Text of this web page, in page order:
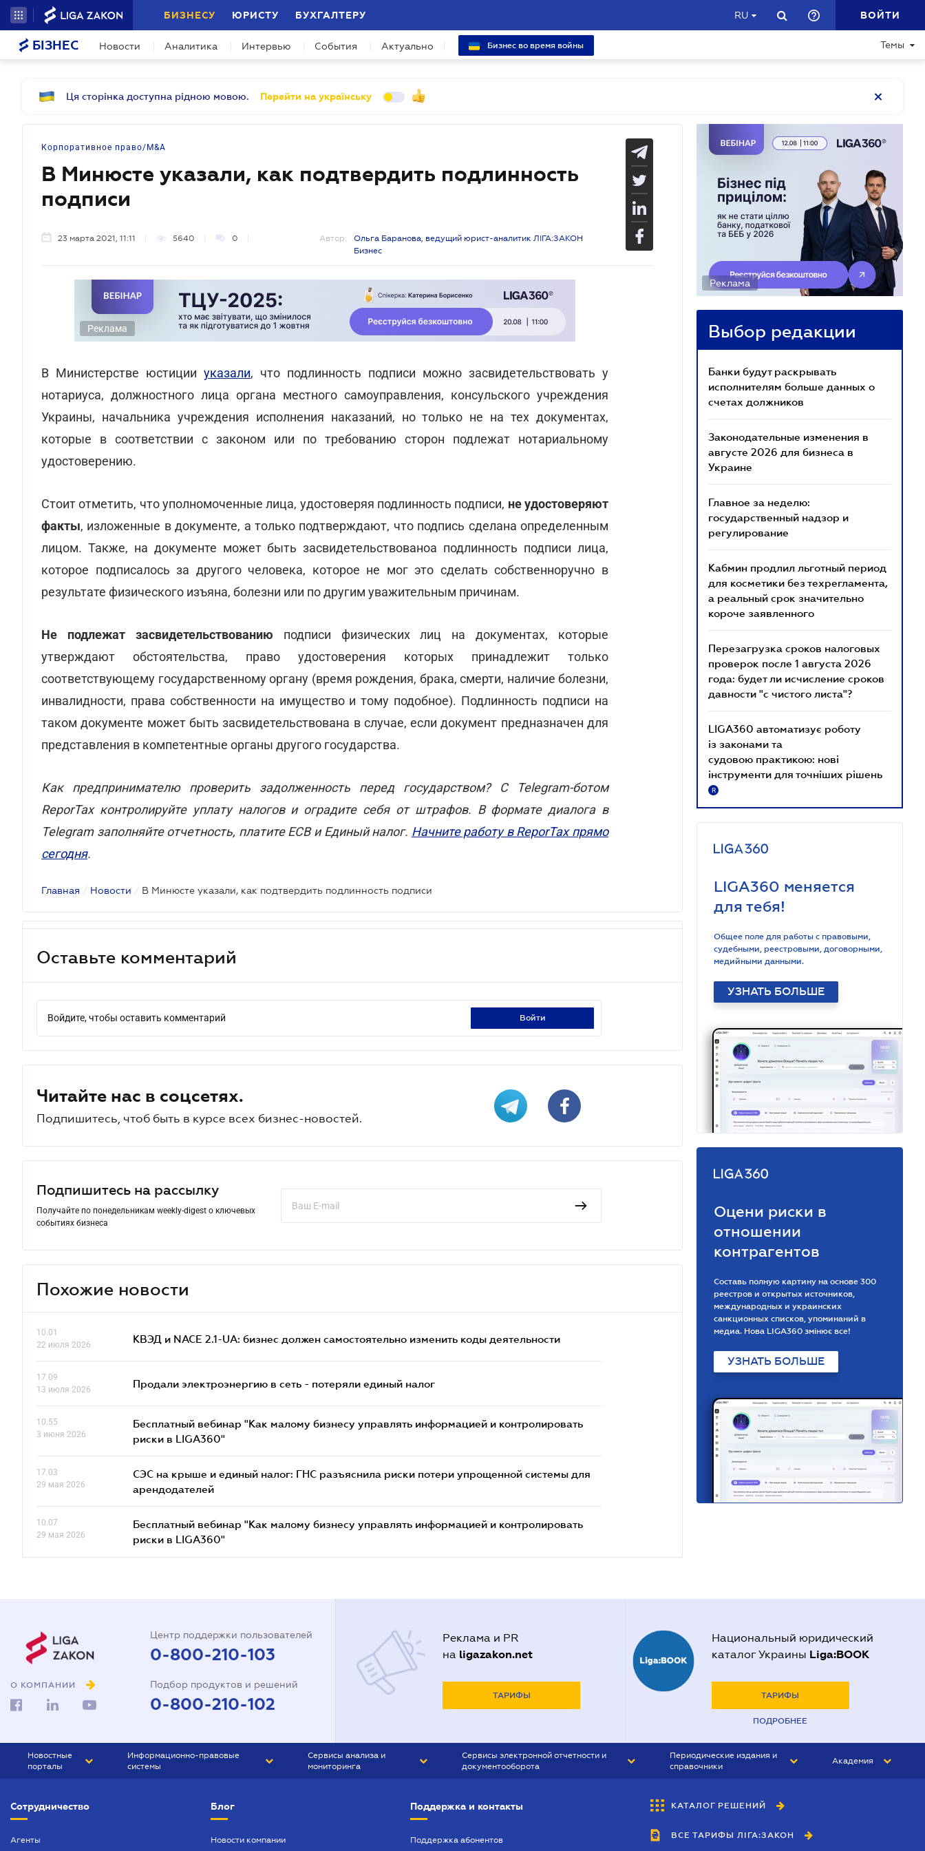
БИЗНЕСУ ЮРИСТУ БУХГАЛТЕРУ RU ВОЙТИ
БІЗНЕС Новости Аналитика Интервью События Актуально Бизнес во время войны Темы
Ця сторінка доступна рідною мовою. Перейти на українську
Корпоративное право/M&A
В Минюсте указали, как подтвердить подлинность
подписи
23 марта 2021, 11:11 5640 0 Автор:
Ольга Баранова, ведущий юрист-аналитик ЛІГА:ЗАКОН
Бизнес
Реклама
В Министерстве юстиции указали, что подлинность подписи можно засвидетельствовать у
нотариуса, должностного лица органа местного самоуправления, консульского учреждения
Украины, начальника учреждения исполнения наказаний, но только не на тех документах,
которые в соответствии с законом или по требованию сторон подлежат нотариальному
удостоверению.
Стоит отметить, что уполномоченные лица, удостоверяя подлинность подписи, не удостоверяют
факты, изложенные в документе, а только подтверждают, что подпись сделана определенным
лицом. Также, на документе может быть засвидетельствованоа подлинность подписи лица,
которое подписалось за другого человека, которое не мог это сделать собственноручно в
результате физического изъяна, болезни или по другим уважительным причинам.
Не подлежат засвидетельствованию подписи физических лиц на документах, которые
утверждают обстоятельства, право удостоверения которых принадлежит только
соответствующему государственному органу (время рождения, брака, смерти, наличие болезни,
инвалидности, права собственности на имущество и тому подобное). Подлинность подписи на
таком документе может быть засвидетельствована в случае, если документ предназначен для
представления в компетентные органы другого государства.
Как предпринимателю проверить задолженность перед государством? С Telegram-ботом
ReporTax контролируйте уплату налогов и оградите себя от штрафов. В формате диалога в
Telegram заполняйте отчетность, платите ЕСВ и Единый налог. Начните работу в ReporTax прямо
сегодня.
Главная / Новости / В Минюсте указали, как подтвердить подлинность подписи
Оставьте комментарий
Войдите, чтобы оставить комментарий войти
Читайте нас в соцсетях.
Подпишитесь, чтоб быть в курсе всех бизнес-новостей.
Подпишитесь на рассылку
Получайте по понедельникам weekly-digest о ключевых
событиях бизнеса
Похожие новости
10.01
22 июля 2026
КВЭД и NACE 2.1-UA: бизнес должен самостоятельно изменить коды деятельности
17.09
13 июля 2026
Продали электроэнергию в сеть - потеряли единый налог
10.55
3 июня 2026
Бесплатный вебинар "Как малому бизнесу управлять информацией и контролировать
риски в LIGA360"
17.03
29 мая 2026
СЭС на крыше и единый налог: ГНС разъяснила риски потери упрощенной системы для
арендодателей
10.07
29 мая 2026
Бесплатный вебинар "Как малому бизнесу управлять информацией и контролировать
риски в LIGA360"
Реклама
Выбор редакции
Банки будут раскрывать
исполнителям больше данных о
счетах должников
Законодательные изменения в
августе 2026 для бизнеса в
Украине
Главное за неделю:
государственный надзор и
регулирование
Кабмин продлил льготный период
для косметики без техрегламента,
а реальный срок значительно
короче заявленного
Перезагрузка сроков налоговых
проверок после 1 августа 2026
года: будет ли исчисление сроков
давности "с чистого листа"?
LIGA360 автоматизує роботу
із законами та
судовою практикою: нові
інструменти для точніших рішень
R
LIGA360 меняется
для тебя!
Общее поле для работы с правовыми,
судебными, реестровыми, договорными,
медийными данными.
УЗНАТЬ БОЛЬШЕ
Оцени риски в
отношении
контрагентов
Составь полную картину на основе 300
реестров и открытых источников,
международных и украинских
санкционных списков, упоминаний в
медиа. Нова LIGA360 змінює все!
УЗНАТЬ БОЛЬШЕ
О КОМПАНИИ
Центр поддержки пользователей
0-800-210-103
Подбор продуктов и решений
0-800-210-102
Реклама и PR
на ligazakon.net
ТАРИФЫ
Национальный юридический
каталог Украины Liga:BOOK
ТАРИФЫ
ПОДРОБНЕЕ
Новостные
порталы
БИЗНЕС
Информационно-правовые
системы
Сервисы анализа и
мониторинга
Сервисы электронной отчетности и
документооборота
Периодические издания и
справочники
БУХГАЛТЕР&ЗАКОН
ВЕСТНИК МСФО
Академия
Сотрудничество
Агенты
Блог
Новости компании
Поддержка и контакты
Поддержка абонентов
КАТАЛОГ РЕШЕНИЙ
ВСЕ ТАРИФЫ ЛІГА:ЗАКОН